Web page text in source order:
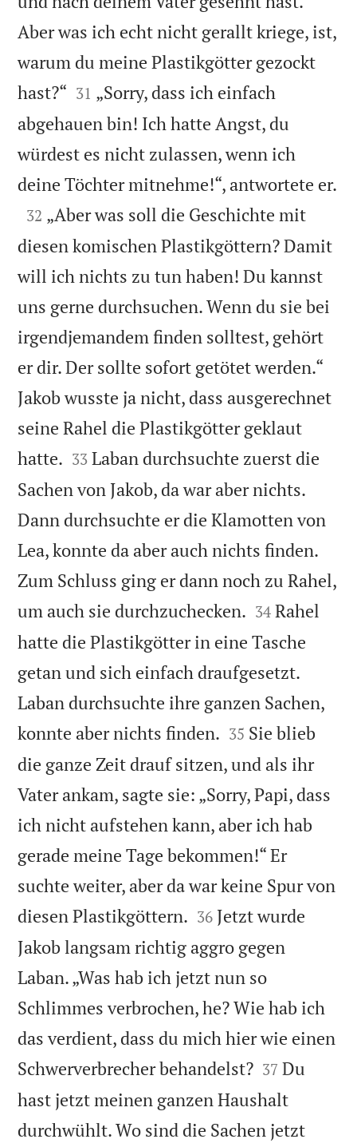
Aber was ich echt nicht gerallt kriege, ist,
warum du meine Plastikgötter gezockt
hast?“ 

31 „Sorry, dass ich einfach
abgehauen bin! Ich hatte Angst, du
würdest es nicht zulassen, wenn ich
deine Töchter mitnehme!“, antwortete er.

32 „Aber was soll die Geschichte mit
diesen komischen Plastikgöttern? Damit
will ich nichts zu tun haben! Du kannst
uns gerne durchsuchen. Wenn du sie bei
irgendjemandem finden solltest, gehört
er dir. Der sollte sofort getötet werden.“
Jakob wusste ja nicht, dass ausgerechnet
seine Rahel die Plastikgötter geklaut
hatte. 

33 Laban durchsuchte zuerst die
Sachen von Jakob, da war aber nichts.
Dann durchsuchte er die Klamotten von
Lea, konnte da aber auch nichts finden.
Zum Schluss ging er dann noch zu Rahel,
um auch sie durchzuchecken. 

34 Rahel
hatte die Plastikgötter in eine Tasche
getan und sich einfach draufgesetzt.
Laban durchsuchte ihre ganzen Sachen,
konnte aber nichts finden. 

35 Sie blieb
die ganze Zeit drauf sitzen, und als ihr
Vater ankam, sagte sie: „Sorry, Papi, dass
ich nicht aufstehen kann, aber ich hab
gerade meine Tage bekommen!“ Er
suchte weiter, aber da war keine Spur von
diesen Plastikgöttern. 

36 Jetzt wurde
Jakob langsam richtig aggro gegen
Laban. „Was hab ich jetzt nun so
Schlimmes verbrochen, he? Wie hab ich
das verdient, dass du mich hier wie einen
Schwerverbrecher behandelst?
37 Du
hast jetzt meinen ganzen Haushalt
durchwühlt. Wo sind die Sachen jetzt